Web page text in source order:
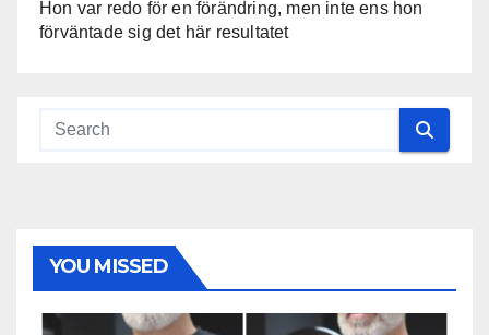
Hon var redo för en förändring, men inte ens hon
förväntade sig det här resultatet
YOU MISSED